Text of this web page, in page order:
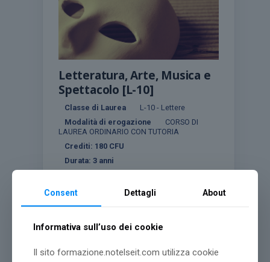
Letteratura, Arte, Musica e
Spettacolo [L-10]
Classe di Laurea
L-10 - Lettere
Modalità di erogazione
CORSO DI
LAUREA ORDINARIO CON TUTORIA
Crediti: 180 CFU
Durata: 3 anni
Dettagli corso
Consent Dettagli About
Informativa sull’uso dei cookie
Il sito formazione.notelseit.com utilizza cookie